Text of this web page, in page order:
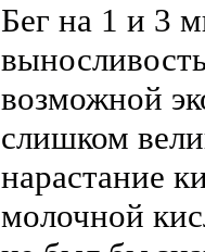
Бег на 1 и 3
возможной
слишком
нарастание
молочной